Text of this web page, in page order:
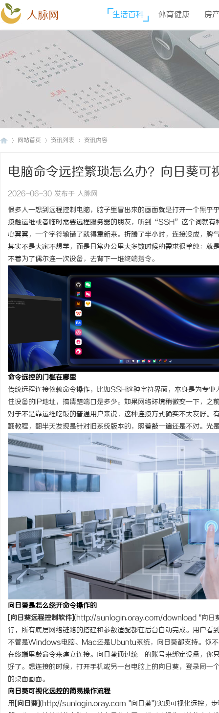
人脉网 生活百科 体育健康 房
网站首页 资讯列表 资讯内容
电脑命令远控繁琐怎么办？向日葵可
2026-06-30 发布于 人脉网
很多人一想到远程控制电脑，脑子里冒出来的画面就是打开一个黑乎
接触运维或者临时需要远程服务器的朋友，听到“SSH”这个词就
心翼翼，一个字符输错了就得重新来。折腾了半小时，连接没成，脾
其实不是大家不想学，而是日常办公里大多数时候的需求很单纯：
不着为了偶尔连一次设备，去背下一堆终端指令。
命令远控的门槛在哪里
传统远程连接依赖命令操作，比如SSH这种字符界面，本身是为专
住设备的IP地址，搞清楚端口是多少。如果网络环境稍微变一下，之
对于不是靠运维吃饭的普通用户来说，这种连接方式确实不太友好
翻教程，翻半天发现是针对旧系统版本的，照着敲一遍还是不对。光
向日葵是怎么绕开命令操作的
[向日葵远程控制软件](http://sunlogin.oray.com/download "向日
行，所有底层网络链路的搭建和参数适配都在后台自动完成。用户看
不管是Windows电脑、Mac还是Ubuntu系统，向日葵都支持。你
在终端里敲命令来建立连接。向日葵通过统一的账号来绑定设备，
好了。想连接的时候，打开手机或另一台电脑上的向日葵，登录同
的桌面画面。
向日葵可视化远控的简易操作流程
用 [向日葵](http://sunlogin.oray.com "向日葵")实现可视化远控，
开店最怕“搜不到”为什
ai却天天给他免费派单？